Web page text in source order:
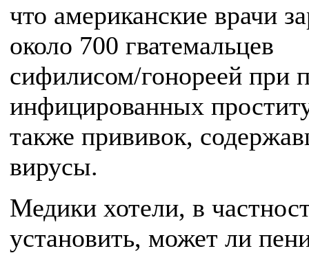
что американские врачи
около 700 гватемальцев
сифилисом/гонореей при
инфицированных
также прививок,
вирусы.
Медики хотели, в
установить, может ли